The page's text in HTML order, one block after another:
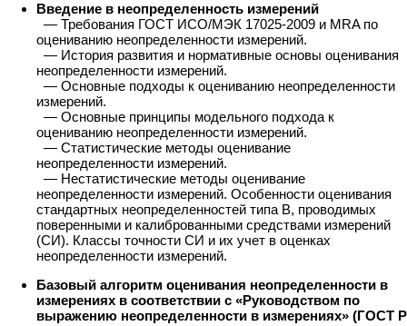
Введение в неопределенность измерений
— Требования ГОСТ ИСО/МЭК 17025-2009 и MRA по
оцениванию неопределенности измерений.
— История развития и нормативные основы оценивания
неопределенности измерений.
— Основные подходы к оцениванию неопределенности
измерений.
— Основные принципы модельного подхода к
оцениванию неопределенности измерений.
— Статистические методы оценивание
неопределенности измерений.
— Нестатистические методы оценивание
неопределенности измерений. Особенности оценивания
стандартных неопределенностей типа В, проводимых
поверенными и калиброванными средствами измерений
(СИ). Классы точности СИ и их учет в оценках
неопределенности измерений.
Базовый алгоритм оценивания неопределенности в
измерениях в соответствии с «Руководством по
выражению неопределенности в измерениях» (ГОСТ Р